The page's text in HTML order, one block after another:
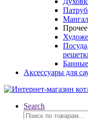
Посуда,
Аксессуары для
Search
Искать: